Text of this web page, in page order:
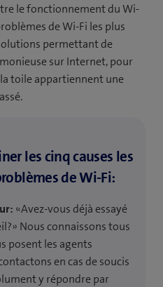
le fonctionnement du Wi-
de Wi-Fi les plus
permettant de
sur Internet, pour
toile appartiennent une
les cinq causes les
de Wi-Fi:
«Avez-vous déjà essayé
Nous connaissons tous
posent les agents
en cas de soucis
y répondre par